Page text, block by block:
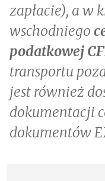
zapłacie), a w
wschodniego
podatkowej
transportu
jest również
dokumentacji
dokumentów